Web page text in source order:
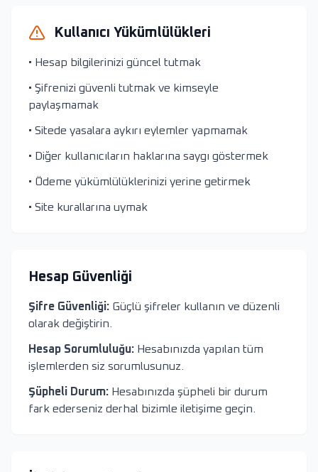
Kullanıcı Yükümlülükleri
• Hesap bilgilerinizi güncel tutmak
• Şifrenizi güvenli tutmak ve kimseyle
paylaşmamak
• Sitede yasalara aykırı eylemler yapmamak
• Diğer kullanıcıların haklarına saygı göstermek
• Ödeme yükümlülüklerinizi yerine getirmek
• Site kurallarına uymak
Hesap Güvenliği
Şifre Güvenliği: Güçlü şifreler kullanın ve düzenli
olarak değiştirin.
Hesap Sorumluluğu: Hesabınızda yapılan tüm
işlemlerden siz sorumlusunuz.
Şüpheli Durum: Hesabınızda şüpheli bir durum
fark ederseniz derhal bizimle iletişime geçin.